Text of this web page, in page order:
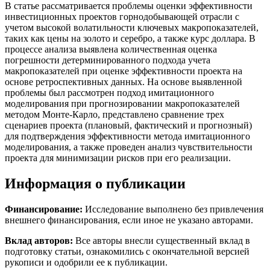
В статье рассматривается проблемы оценки эффективности
инвестиционных проектов горнодобывающей отрасли с
учетом высокой волатильности ключевых макропоказателей,
таких как цены на золото и серебро, а также курс доллара. В
процессе анализа выявлена количественная оценка
погрешности детерминированного подхода учета
макропоказателей при оценке эффективности проекта на
основе ретроспективных данных. На основе выявленной
проблемы был рассмотрен подход имитационного
моделирования при прогнозировании макропоказателей
методом Монте-Карло, представлено сравнение трех
сценариев проекта (плановый, фактический и прогнозный)
для подтверждения эффективности метода имитационного
моделирования, а также проведен анализ чувствительности
проекта для минимизации рисков при его реализации.
Информация о публикации
Финансирование: Исследование выполнено без привлечения
внешнего финансирования, если иное не указано авторами.
Вклад авторов: Все авторы внесли существенный вклад в
подготовку статьи, ознакомились с окончательной версией
рукописи и одобрили ее к публикации.